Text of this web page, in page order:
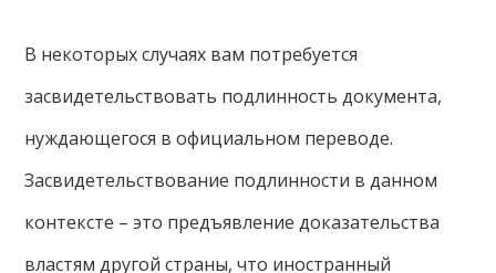
В некоторых случаях вам потребуется
засвидетельствовать подлинность документа,
нуждающегося в официальном переводе.
Засвидетельствование подлинности в данном
контексте – это предъявление доказательства
властям другой страны, что иностранный